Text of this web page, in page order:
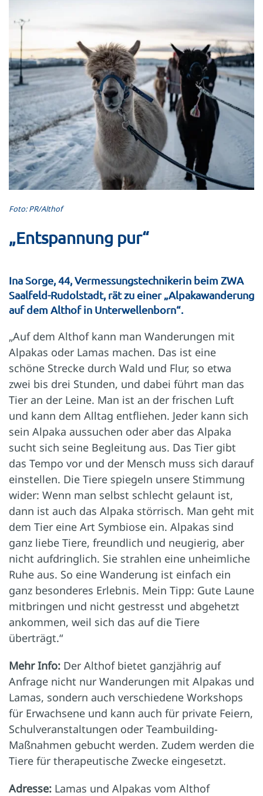
Foto: PR/Althof
„Entspannung pur“
Ina Sorge, 44, Vermessungstechnikerin beim ZWA
Saalfeld-Rudolstadt, rät zu einer „Alpakawanderung
auf dem ­Althof in Unterwellenborn“.
„Auf dem Althof kann man Wanderungen mit
Alpakas oder Lamas machen. Das ist eine
schöne Strecke durch Wald und Flur, so etwa
zwei bis drei Stunden, und dabei führt man das
Tier an der Leine. Man ist an der frischen Luft
und kann dem Alltag entfliehen. Jeder kann sich
sein Alpaka aussuchen oder aber das Alpaka
sucht sich seine Begleitung aus. Das Tier gibt
das Tempo vor und der Mensch muss sich darauf
einstellen. Die Tiere spiegeln unsere Stimmung
wider: Wenn man selbst schlecht gelaunt ist,
dann ist auch das ­Alpaka störrisch. Man geht mit
dem Tier eine Art Symbiose ein. ­Alpakas sind
ganz liebe Tiere, freundlich und neugierig, aber
nicht aufdringlich. Sie strahlen eine unheimliche
Ruhe aus. So eine Wanderung ist einfach ein
ganz besonderes Erlebnis. Mein Tipp: Gute Laune
mitbringen und nicht gestresst und abgehetzt
ankommen, weil sich das auf die Tiere
überträgt.“
Mehr Info: Der Althof bietet ganzjährig auf
Anfrage nicht nur Wanderungen mit Alpakas und
Lamas, sondern auch verschiedene Workshops
für ­Erwachsene und kann auch für private Feiern,
Schulveranstaltungen oder Teambuilding-
Maßnahmen gebucht werden. ­Zudem werden die
Tiere für therapeutische Zwecke eingesetzt.
Adresse: Lamas und Alpakas vom Althof